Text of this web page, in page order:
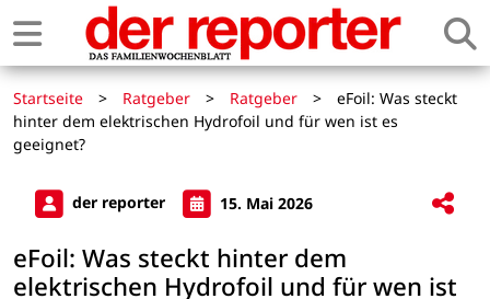
Startseite > Ratgeber > Ratgeber >
eFoil: Was steckt
hinter dem elektrischen Hydrofoil und für wen ist es
geeignet?
der reporter 15. Mai 2026
eFoil: Was steckt hinter dem
elektrischen Hydrofoil und für wen ist